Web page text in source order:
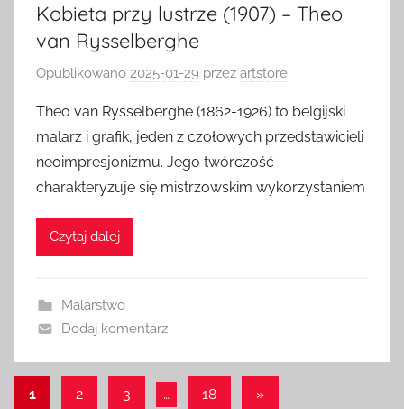
Kobieta przy lustrze (1907) – Theo
van Rysselberghe
Opublikowano 2025-01-29 przez artstore
Theo van Rysselberghe (1862-1926) to belgijski
malarz i grafik, jeden z czołowych przedstawicieli
neoimpresjonizmu. Jego twórczość
charakteryzuje się mistrzowskim wykorzystaniem
Czytaj dalej
Malarstwo
Dodaj komentarz
Stronicowanie
1 2 3 … 18
Następne
»